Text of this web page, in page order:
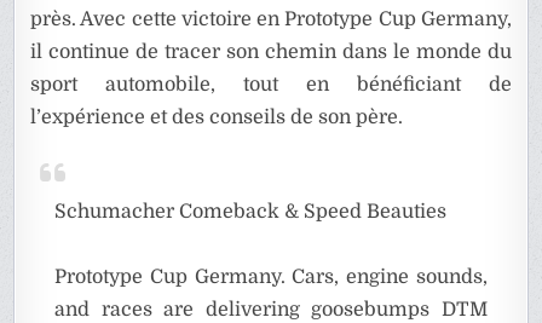
près. Avec cette victoire en Prototype Cup Germany,
il continue de tracer son chemin dans le monde du
sport automobile, tout en bénéficiant de
l’expérience et des conseils de son père.
Schumacher Comeback & Speed Beauties
Prototype Cup Germany. Cars, engine sounds,
and races are delivering goosebumps DTM